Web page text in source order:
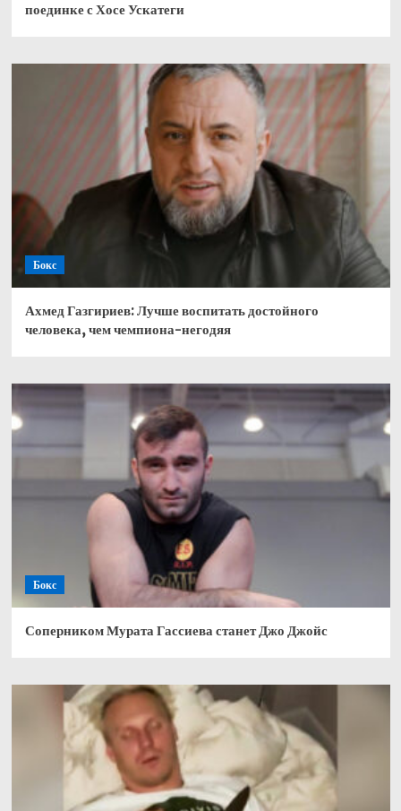
поединке с Хосе Ускатеги
Бокс
Ахмед Газгириев: Лучше воспитать достойного
человека, чем чемпиона-негодяя
Бокс
Соперником Мурата Гассиева станет Джо Джойс